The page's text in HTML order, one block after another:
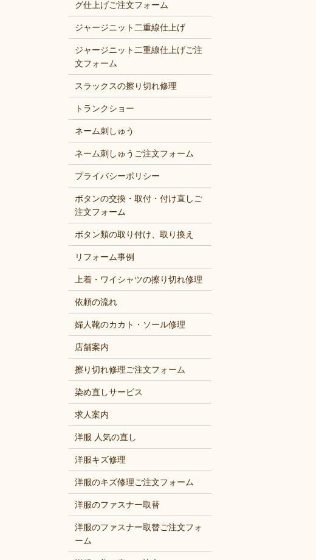
グ仕上げご注文フォーム
ジャージニット二重線仕上げ
ジャージニット二重線仕上げご注
文フォーム
スラックスの擦り切れ修理
トランクショー
ネーム刺しゅう
ネーム刺しゅうご注文フォーム
プライバシーポリシー
ボタンの交換・取付・付け直しご
注文フォーム
ボタン類の取り付け、取り換え
リフォーム事例
上着・ワイシャツの擦り切れ修理
依頼の流れ
婦人靴のカカト・ソール修理
店舗案内
擦り切れ修理ご注文フォーム
染め直しサービス
求人案内
洋服 人気の直し
洋服キズ修理
洋服のキズ修理ご注文フォーム
洋服のファスナー取替
洋服のファスナー取替ご注文フォ
ーム